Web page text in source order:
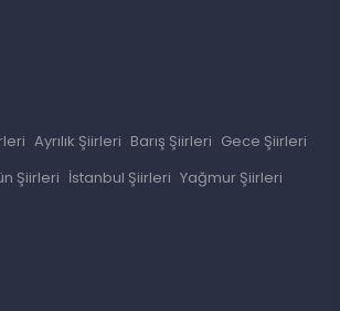
Ayrılık Şiirleri Barış Şiirleri Gece Şiirleri
Şiirleri İstanbul Şiirleri Yağmur Şiirleri